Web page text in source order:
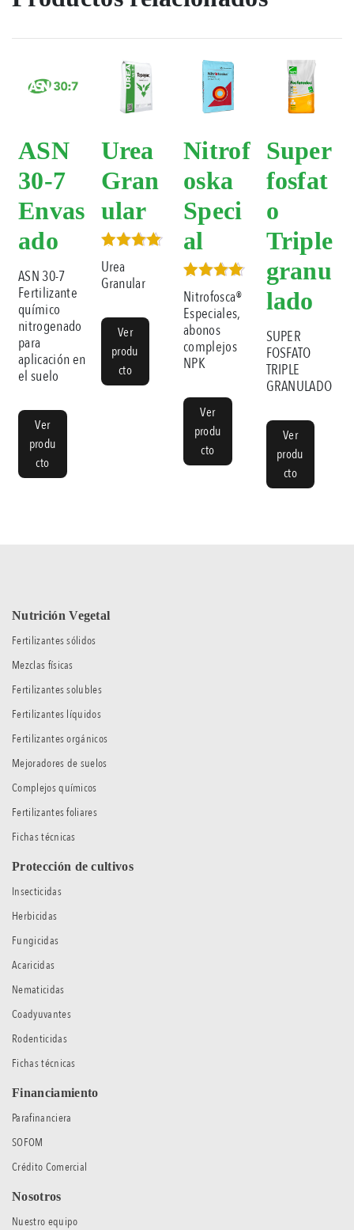
ASN
30-7
Envas
ado
ASN 30-7
Fertilizante
químico
nitrogenado
para
aplicación en
el suelo
Ver
produ
cto
Urea
Gran
ular
Valorado
en
4.50
Urea
Granular
Ver
produ
cto
Nitrof
oska
Speci
al
Valorado
en
4.33
de 5
Nitrofosca®
Especiales,
abonos
complejos
NPK
Ver
produ
cto
Super
fosfat
o
Triple
granu
lado
SUPER
FOSFATO
TRIPLE
GRANULADO
Ver
produ
cto
Nutrición Vegetal
Fertilizantes sólidos
Mezclas físicas
Fertilizantes solubles
Fertilizantes líquidos
Fertilizantes orgánicos
Mejoradores de suelos
Complejos químicos
Fertilizantes foliares
Fichas técnicas
Protección de cultivos
Insecticidas
Herbicidas
Fungicidas
Acaricidas
Nematicidas
Coadyuvantes
Rodenticidas
Fichas técnicas
Financiamiento
Parafinanciera
SOFOM
Crédito Comercial
Nosotros
Nuestro equipo